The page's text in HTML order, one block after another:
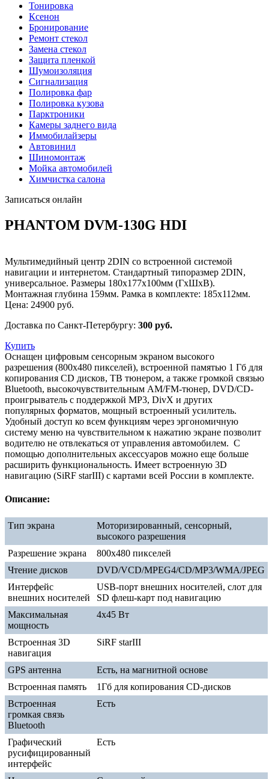
Тонировка
Ксенон
Бронирование
Ремонт стекол
Замена стекол
Защита пленкой
Шумоизоляция
Сигнализация
Полировка фар
Полировка кузова
Парктроники
Камеры заднего вида
Иммобилайзеры
Автовинил
Шиномонтаж
Мойка автомобилей
Химчистка салона
Записаться онлайн
PHANTOM DVM-130G HDI
Мультимедийный центр 2DIN со встроенной системой
навигации и интернетом. Стандартный типоразмер 2DIN,
универсальное. Размеры 180x177x100мм (ГxШxB).
Монтажная глубина 159мм. Рамка в комплекте: 185x112мм.
Цена: 24900 руб.
Доставка по Санкт-Петербургу: 300 руб.
Купить
Оснащен цифровым сенсорным экраном высокого
разрешения (800х480 пикселей), встроенной памятью 1 Гб для
копирования CD дисков, ТВ тюнером, а также громкой связью
Bluetooth, высокочувствительным AM/FM-тюнер, DVD/CD-
проигрыватель с поддержкой MP3, DivX и других
популярных форматов, мощный встроенный усилитель.
Удобный доступ ко всем функциям через эргономичную
систему меню на чувствительном к нажатию экране позволит
водителю не отвлекаться от управления автомобилем. С
помощью дополнительных аксессуаров можно еще больше
расширить функциональность. Имеет встроенную 3D
навигацию (SiRF starIII) с картами всей России в комплекте.
Описание:
Тип экрана
Моторизированный, сенсорный,
высокого разрешения
Разрешение экрана
800х480 пикселей
Чтение дисков
DVD/VCD/MPEG4/CD/MP3/WMA/JPEG
Интерфейс
внешних носителей
USB-порт внешних носителей, слот для
SD флеш-карт под навигацию
Максимальная
мощность
4х45 Вт
Встроенная 3D
навигация
SiRF starIII
GPS антенна
Есть, на магнитной основе
Встроенная память
1Гб для копирования CD-дисков
Встроенная
громкая связь
Bluetooth
Есть
Графический
русифицированный
интерфейс
Есть